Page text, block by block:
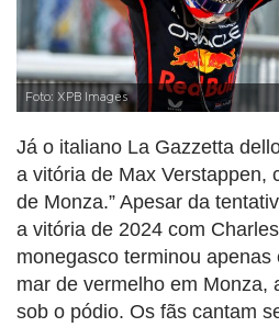
Foto: XPB Images
Já o italiano La Gazzetta
a vitória de Max Verstappen,
de Monza.” Apesar da
a vitória de 2024 com
monegasco terminou apenas
mar de vermelho em Monza,
sob o pódio. Os fãs cantam